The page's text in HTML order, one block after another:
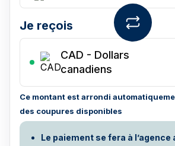
Je reçois
CAD - Dollars
canadiens
Ce montant est arrondi
des coupures disponibles
Le paiement se fera à l’agence